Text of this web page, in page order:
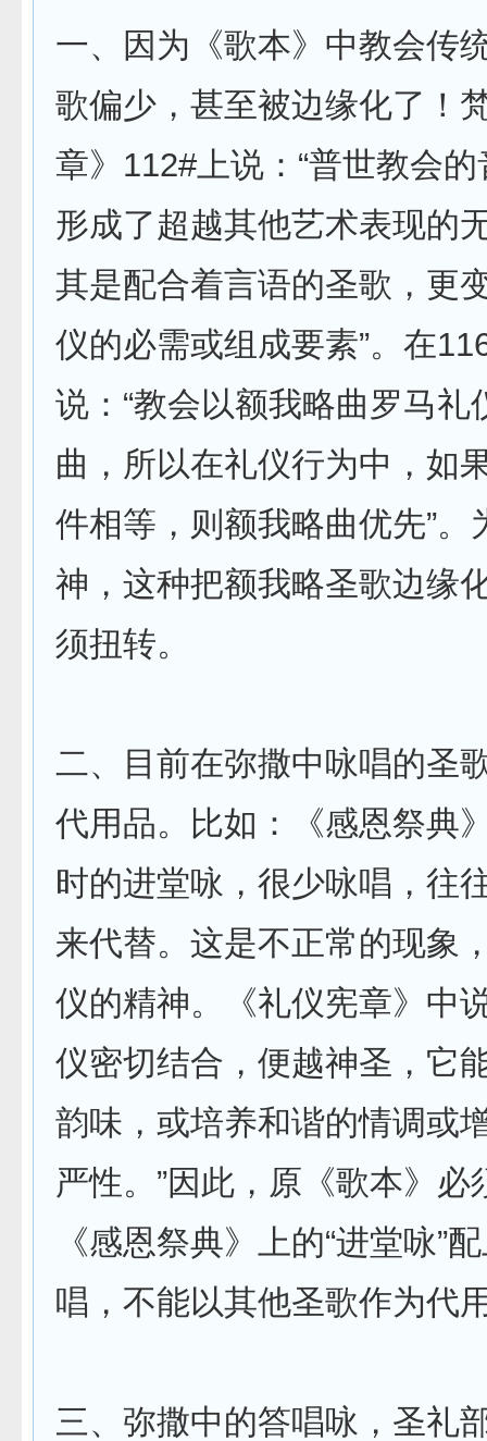
一、因为《歌本》中教会传
歌偏少，甚至被边缘化了！
章》112#上说：“普世教会
形成了超越其他艺术表现的
其是配合着言语的圣歌，更
仪的必需或组成要素”。在
说：“教会以额我略曲罗马礼
曲，所以在礼仪行为中，如
件相等，则额我略曲优先”。
神，这种把额我略圣歌边缘
须扭转。
二、目前在弥撒中咏唱的圣
代用品。比如：《感恩祭典
时的进堂咏，很少咏唱，往
来代替。这是不正常的现象
仪的精神。《礼仪宪章》中
仪密切结合，便越神圣，它
韵味，或培养和谐的情调或
严性。”因此，原《歌本》必
《感恩祭典》上的“进堂咏”
唱，不能以其他圣歌作为代
三、弥撒中的答唱咏，圣礼